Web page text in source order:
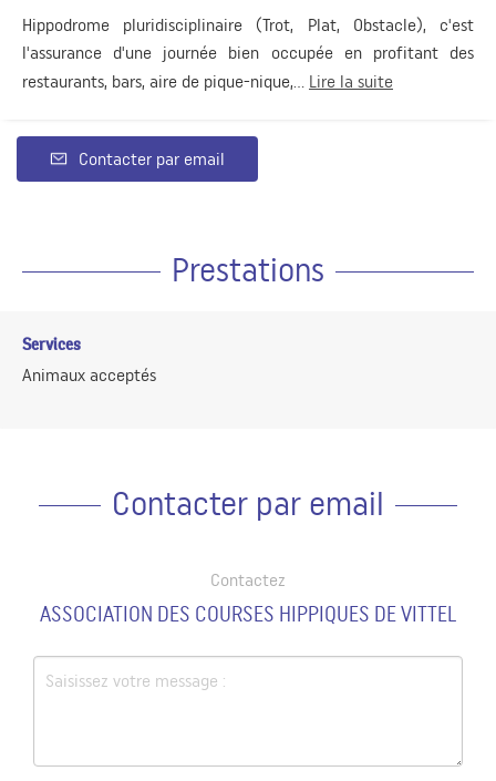
Hippodrome pluridisciplinaire (Trot, Plat, Obstacle), c'est
l'assurance d'une journée bien occupée en profitant des
restaurants, bars, aire de pique-nique,... Lire la suite
Contacter par email
Prestations
Services
Animaux acceptés
Contacter par email
Contactez
ASSOCIATION DES COURSES HIPPIQUES DE VITTEL